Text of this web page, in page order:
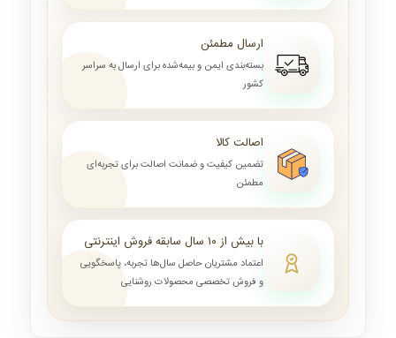
ارسال مطمئن
بسته‌بندی ایمن و بیمه‌شده برای ارسال به سراسر
کشور
اصالت کالا
تضمین کیفیت و ضمانت اصالت برای تجربه‌ای
مطمئن
با بیش از ۱۰ سال سابقه فروش اینترنتی
اعتماد مشتریان حاصل سال‌ها تجربه، پاسخگویی
و فروش تخصصی محصولات روشنایی